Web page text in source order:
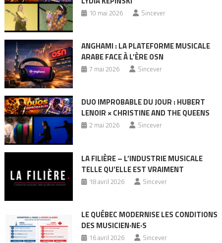
10 mai 2026 Sincever
ANGHAMI : LA PLATEFORME MUSICALE
ARABE FACE À L’ÈRE OSN
7 mai 2026 Sincever
DUO IMPROBABLE DU JOUR : HUBERT
LENOIR × CHRISTINE AND THE QUEENS
2 mai 2026 Sincever
LA FILIÈRE – L’INDUSTRIE MUSICALE
TELLE QU’ELLE EST VRAIMENT
18 avril 2026 Sincever
LE QUÉBEC MODERNISE LES CONDITIONS
DES MUSICIEN·NE·S
16 avril 2026 Sincever